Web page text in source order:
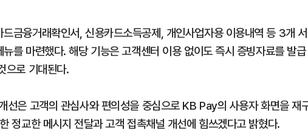
금융거래확인서, 신용카드소득공제, 개인사업자용 이용내역 등 3개 서
를 마련했다. 해당 기능은 고객센터 이용 없이도 즉시 증빙자료를 발급
으로 기대된다.
선은 고객의 관심사와 편의성을 중심으로 KB Pay의 사용자 화면을 재
정교한 메시지 전달과 고객 접촉채널 개선에 힘쓰겠다고 밝혔다.